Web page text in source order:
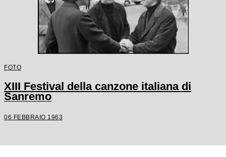
FOTO
XIII Festival della canzone italiana di
Sanremo
06 FEBBRAIO 1963